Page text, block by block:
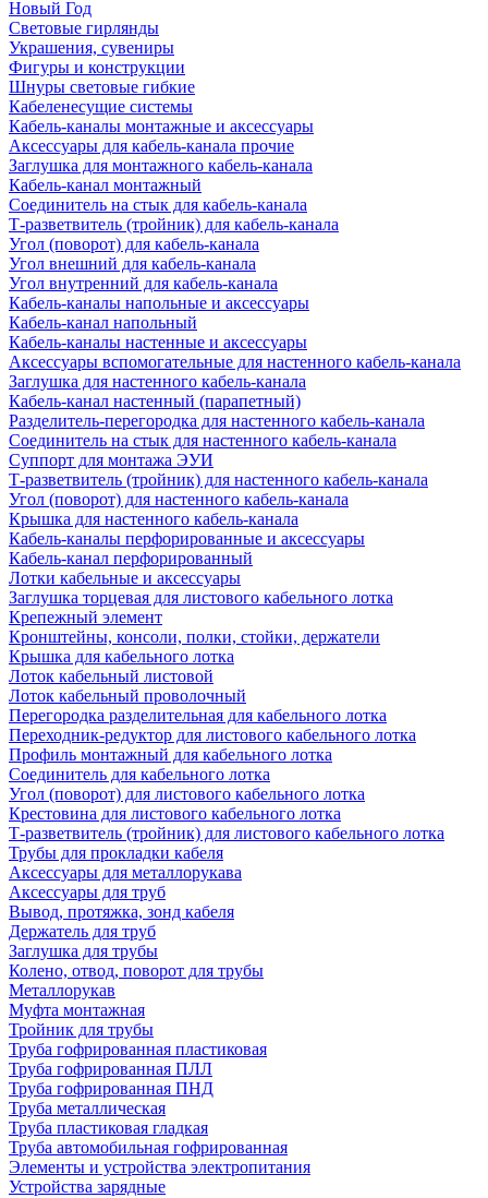
Новый Год
Световые гирлянды
Украшения, сувениры
Фигуры и конструкции
Шнуры световые гибкие
Кабеленесущие системы
Кабель-каналы монтажные и аксессуары
Аксессуары для кабель-канала прочие
Заглушка для монтажного кабель-канала
Кабель-канал монтажный
Соединитель на стык для кабель-канала
Т-разветвитель (тройник) для кабель-канала
Угол (поворот) для кабель-канала
Угол внешний для кабель-канала
Угол внутренний для кабель-канала
Кабель-каналы напольные и аксессуары
Кабель-канал напольный
Кабель-каналы настенные и аксессуары
Аксессуары вспомогательные для настенного кабель-канала
Заглушка для настенного кабель-канала
Кабель-канал настенный (парапетный)
Разделитель-перегородка для настенного кабель-канала
Соединитель на стык для настенного кабель-канала
Суппорт для монтажа ЭУИ
Т-разветвитель (тройник) для настенного кабель-канала
Угол (поворот) для настенного кабель-канала
Крышка для настенного кабель-канала
Кабель-каналы перфорированные и аксессуары
Кабель-канал перфорированный
Лотки кабельные и аксессуары
Заглушка торцевая для листового кабельного лотка
Крепежный элемент
Кронштейны, консоли, полки, стойки, держатели
Крышка для кабельного лотка
Лоток кабельный листовой
Лоток кабельный проволочный
Перегородка разделительная для кабельного лотка
Переходник-редуктор для листового кабельного лотка
Профиль монтажный для кабельного лотка
Соединитель для кабельного лотка
Угол (поворот) для листового кабельного лотка
Крестовина для листового кабельного лотка
Т-разветвитель (тройник) для листового кабельного лотка
Трубы для прокладки кабеля
Аксессуары для металлорукава
Аксессуары для труб
Вывод, протяжка, зонд кабеля
Держатель для труб
Заглушка для трубы
Колено, отвод, поворот для трубы
Металлорукав
Муфта монтажная
Тройник для трубы
Труба гофрированная пластиковая
Труба гофрированная ПЛЛ
Труба гофрированная ПНД
Труба металлическая
Труба пластиковая гладкая
Труба автомобильная гофрированная
Элементы и устройства электропитания
Устройства зарядные